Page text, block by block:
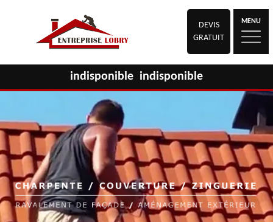
DEVIS
GRATUIT
MENU
indisponible indisponible